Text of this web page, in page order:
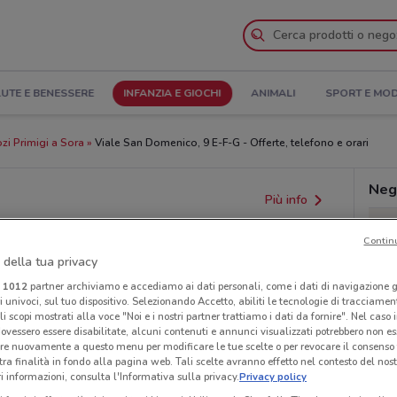
E BENESSERE INFANZIA E GIOCHI ANIMALI SPORT E
Primigi a Sora Viale San Domenico, 9 E-F-G - Offerte, telefono e orari
Più info
regionali o nazionali. Verifica l’accuratezza
della tua privacy
1012partner archiviamo e accediamo ai dati personali, come i dati di navigazione
sul tuo dispositivo. Selezionando Accetto, abiliti le tecnologie di
scopi mostrati alla voce "Noi e i nostri partner trattiamo i dati da fornire". Nel caso
essere disabilitate, alcuni contenuti e annunci visualizzati potrebbero non
nuovamente a questo menu per modificare le tue scelte o per revocare il
finalità in fondo alla pagina web. Tali scelte avranno effetto nel contesto del
informazioni, consulta l'Informativa sulla privacy.Privacy policy